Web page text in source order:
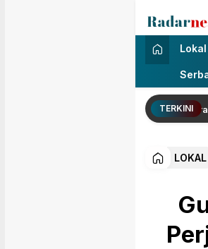
Radarnesia
Enak Dibaca
Lokal
TERKINI
Gubernur Jambi: Bentengi Generasi
LOKAL